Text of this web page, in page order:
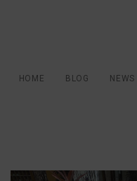
HOME BLOG NEWS